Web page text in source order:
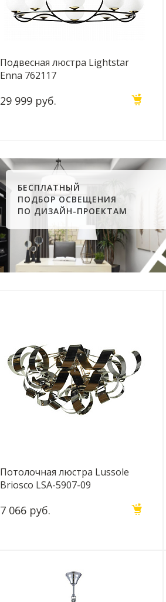
Подвесная люстра Lightstar
Enna 762117
29 999 руб.
БЕСПЛАТНЫЙ
ПОДБОР ОСВЕЩЕНИЯ
ПО ДИЗАЙН-ПРОЕКТАМ
Потолочная люстра Lussole
Briosco LSA-5907-09
7 066 руб.